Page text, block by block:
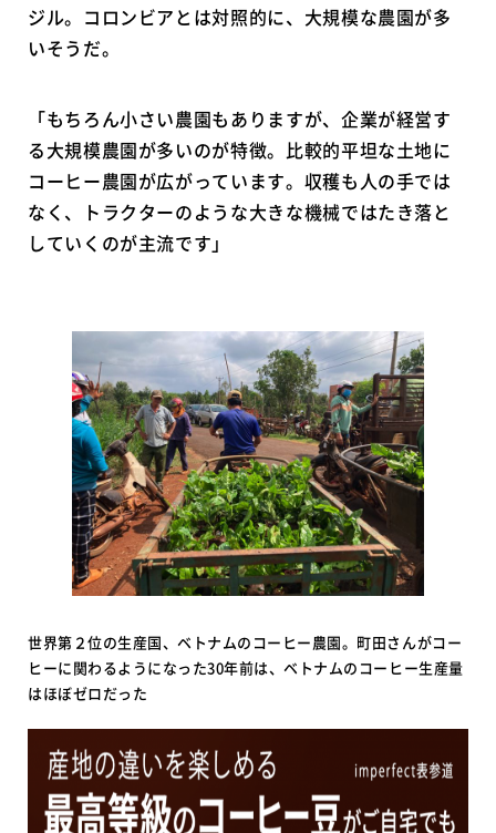
ジル。コロンビアとは対照的に、大規模な農園が多
いそうだ。
「もちろん小さい農園もありますが、企業が経営す
る大規模農園が多いのが特徴。比較的平坦な土地に
コーヒー農園が広がっています。収穫も人の手では
なく、トラクターのような大きな機械ではたき落と
していくのが主流です」
世界第２位の生産国、ベトナムのコーヒー農園。町田さんがコー
ヒーに関わるようになった30年前は、ベトナムのコーヒー生産量
はほぼゼロだった